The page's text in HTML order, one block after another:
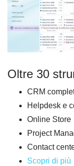
Oltre 30
CRM
Helpdesk e
Online Store
Project
Contact
Scopri di più